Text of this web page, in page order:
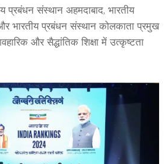
प्रबंधन संस्थान अहमदाबाद, भारतीय
भारतीय प्रबंधन संस्थान कोलकाता प्रमुख
और सैद्धांतिक शिक्षा में उत्कृष्टता